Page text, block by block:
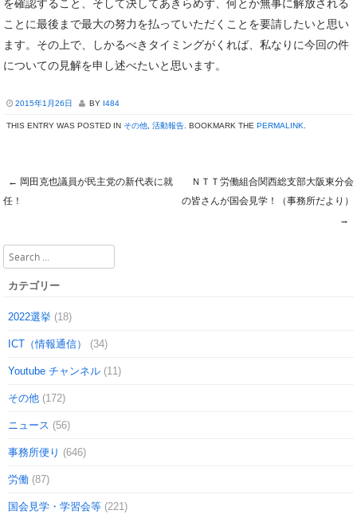
を確認すること、そして決してあきらめず、何とか無事に解放される
ことに最後まで最大の努力を払っていただくことを要請したいと思い
ます。その上で、しかるべきタイミングがくれば、私なりに今回の件
についての見解を申し述べたいと思います。
2015年1月26日 BY I484
THIS ENTRY WAS POSTED IN その他 活動報告 . BOOKMARK THE PERMALINK
Post navigation
← 岡田克也議員が民主党の新代表に就
任！
ＮＴＴ労働組合関西総支部大阪東分会
の皆さんが国会見学！（事務所だより）
→
Search
カテゴリー
2022選挙 (18)
ICT（情報通信） (34)
Youtube チャンネル (11)
その他 (172)
ニュース (56)
事務所便り (646)
労働 (87)
国会見学・学習会等 (221)